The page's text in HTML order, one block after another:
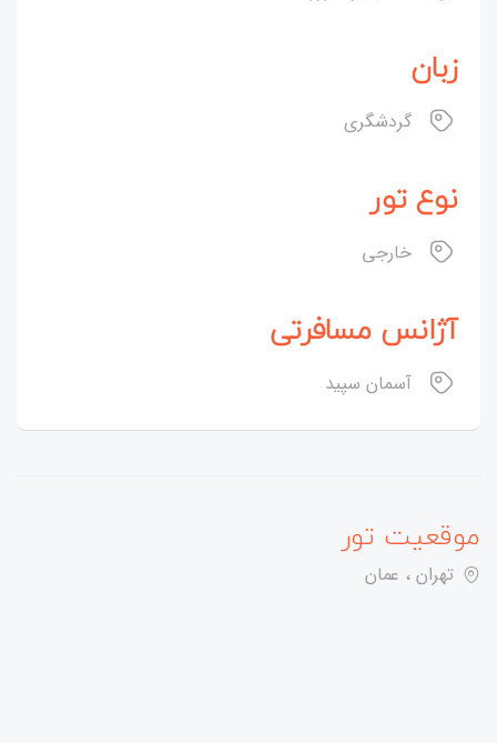
زبان
گردشگری
نوع تور
خارجی
آژانس مسافرتی
آسمان سپید
موقعیت تور
تهران ، عمان